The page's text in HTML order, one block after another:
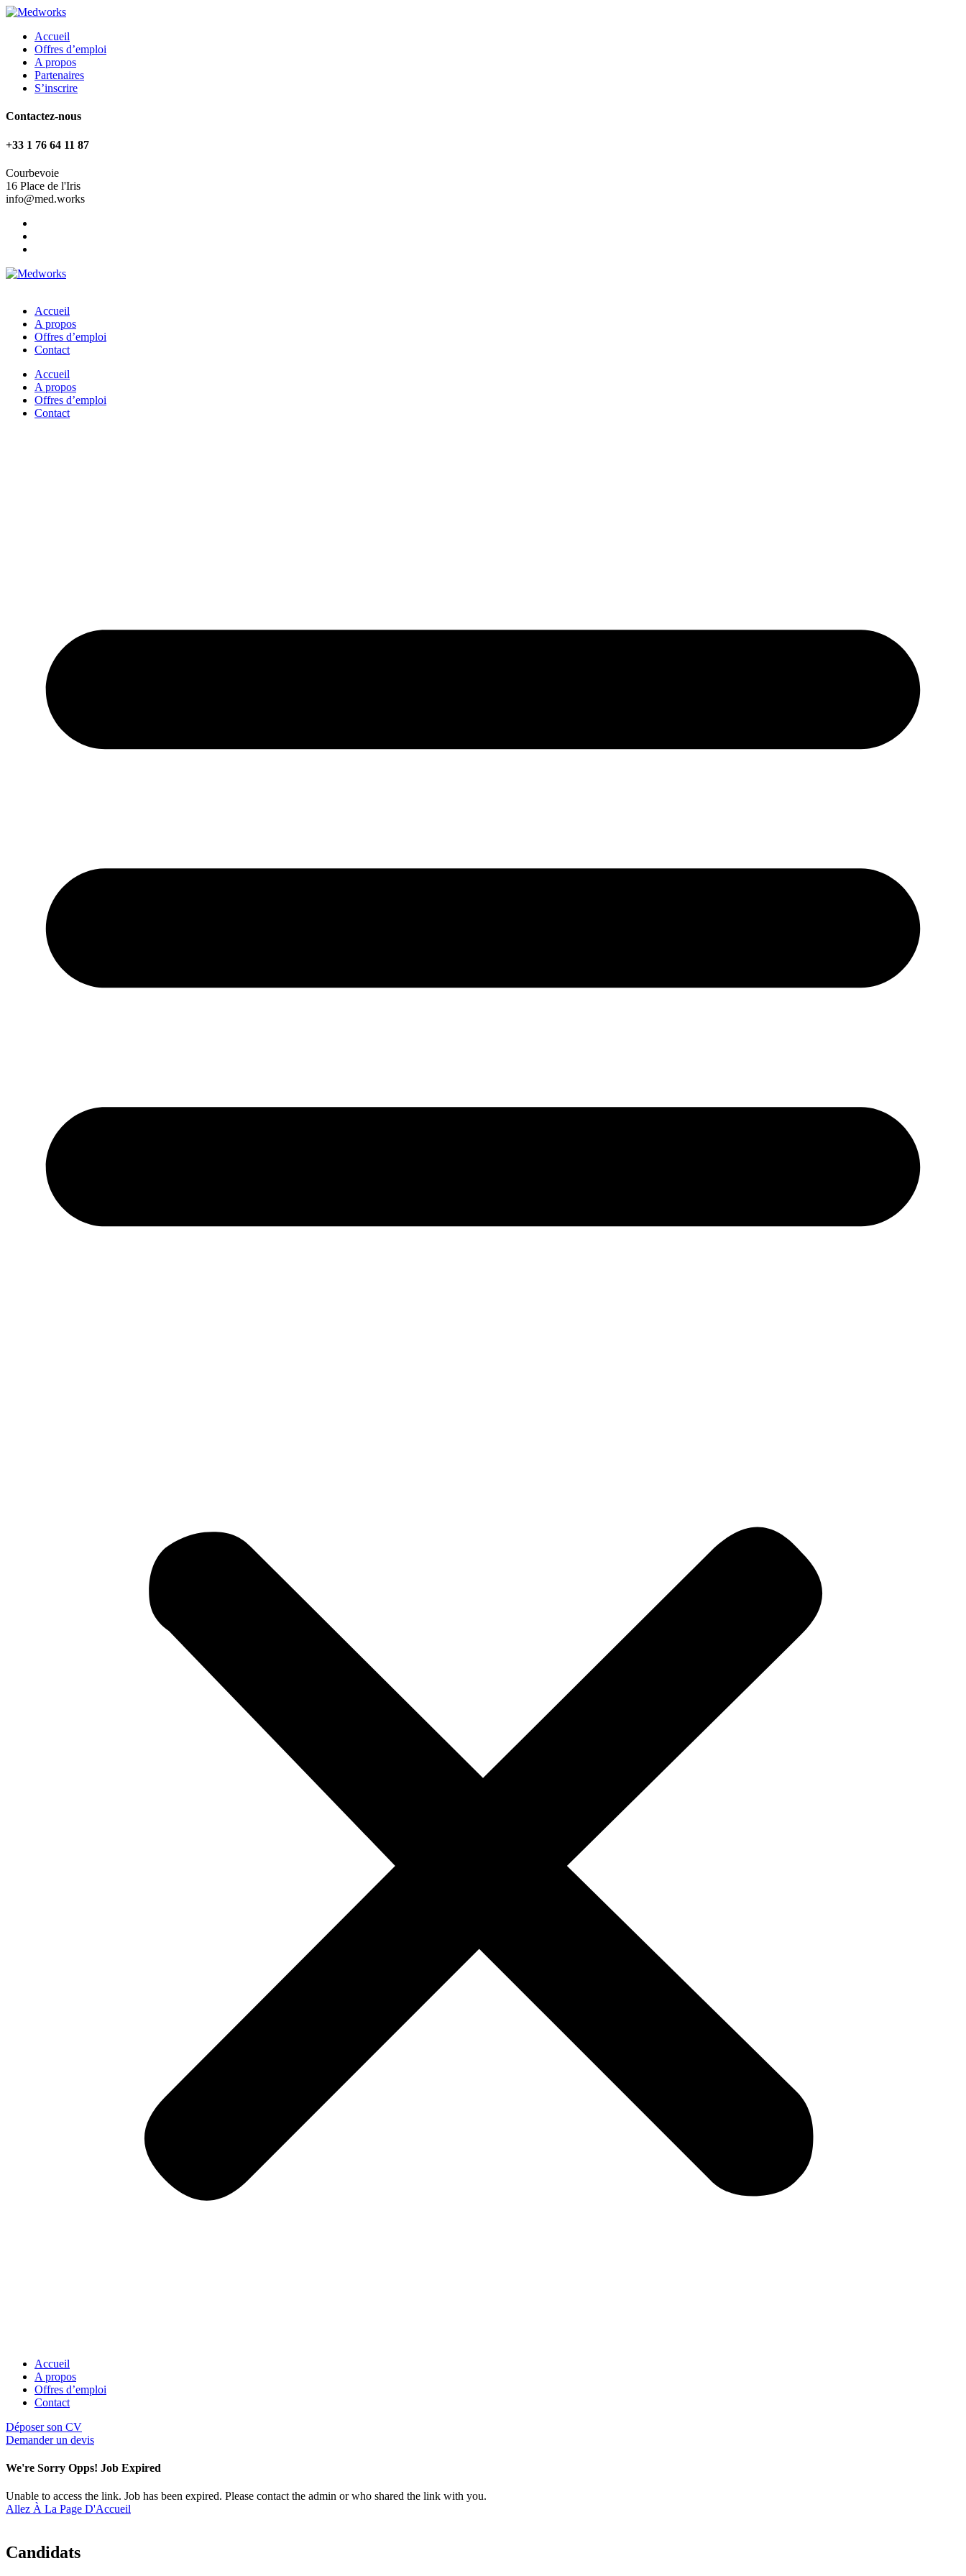
Accueil
Offres d’emploi
A propos
Partenaires
S’inscrire
Contactez-nous
+33 1 76 64 11 87
Courbevoie
16 Place de l'Iris
info@med.works
Accueil
A propos
Offres d’emploi
Contact
Accueil
A propos
Offres d’emploi
Contact
Accueil
A propos
Offres d’emploi
Contact
Déposer son CV
Demander un devis
We're Sorry Opps! Job Expired
Unable to access the link. Job has been expired. Please contact the admin or who shared the link with you.
Allez À La Page D'Accueil
Candidats